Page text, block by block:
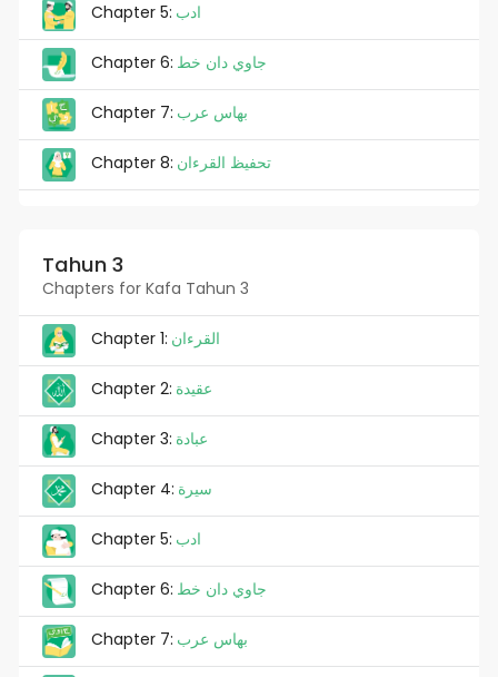
Chapter 5: ادب
Chapter 6: جاوي دان خط
Chapter 7: بهاس عرب
Chapter 8: تحفيظ القرءان
Tahun 3
Chapters for Kafa Tahun 3
Chapter 1: القرءان
Chapter 2: عقيدة
Chapter 3: عبادة
Chapter 4: سيرة
Chapter 5: ادب
Chapter 6: جاوي دان خط
Chapter 7: بهاس عرب